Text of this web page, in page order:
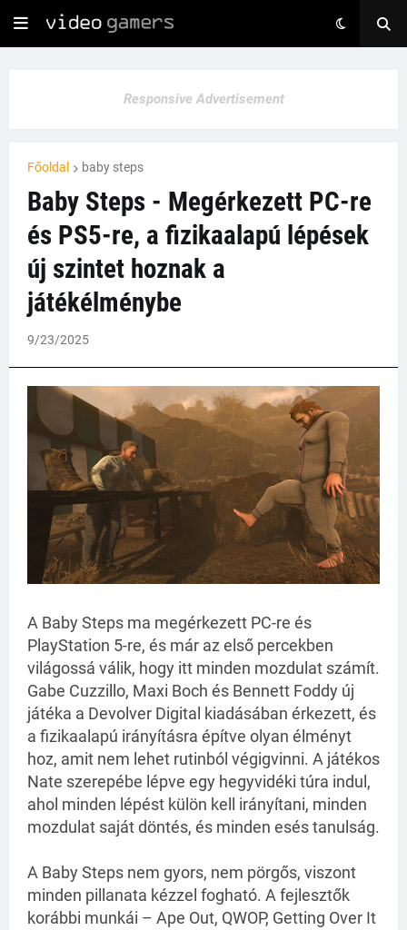
Responsive Advertisement
Főoldal baby steps
Baby Steps - Megérkezett PC-re
és PS5-re, a fizikaalapú lépések
új szintet hoznak a
játékélménybe
9/23/2025
A Baby Steps ma megérkezett PC-re és
PlayStation 5-re, és már az első percekben
világossá válik, hogy itt minden mozdulat számít.
Gabe Cuzzillo, Maxi Boch és Bennett Foddy új
játéka a Devolver Digital kiadásában érkezett, és
a fizikaalapú irányításra építve olyan élményt
hoz, amit nem lehet rutinból végigvinni. A játékos
Nate szerepébe lépve egy hegyvidéki túra indul,
ahol minden lépést külön kell irányítani, minden
mozdulat saját döntés, és minden esés tanulság.
A Baby Steps nem gyors, nem pörgős, viszont
minden pillanata kézzel fogható. A fejlesztők
korábbi munkái – Ape Out, QWOP, Getting Over It